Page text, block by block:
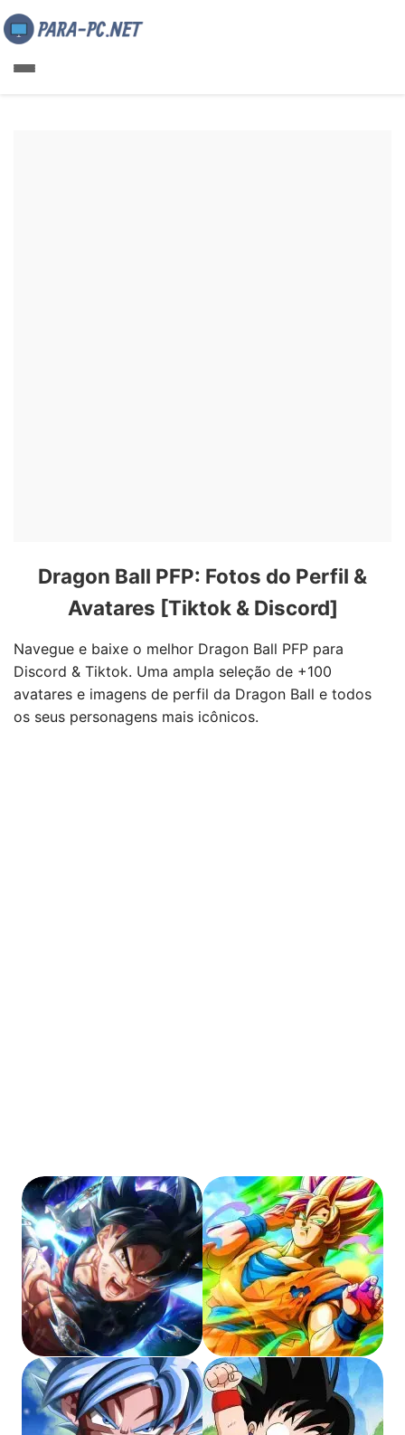
Dragon Ball PFP: Fotos do Perfil &
Avatares [Tiktok & Discord]
Navegue e baixe o melhor Dragon Ball PFP para
Discord & Tiktok. Uma ampla seleção de +100
avatares e imagens de perfil da Dragon Ball e todos
os seus personagens mais icônicos.